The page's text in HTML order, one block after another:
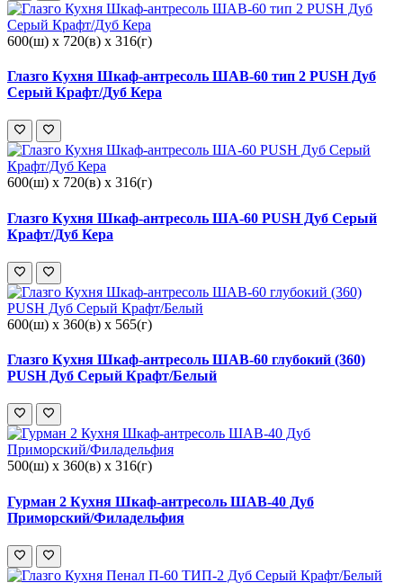
600(ш) x 720(в) x 316(г)
Глазго Кухня Шкаф-антресоль ШАВ-60 тип 2 PUSH Дуб
Серый Крафт/Дуб Кера
600(ш) x 720(в) x 316(г)
Глазго Кухня Шкаф-антресоль ША-60 PUSH Дуб Серый
Крафт/Дуб Кера
600(ш) x 360(в) x 565(г)
Глазго Кухня Шкаф-антресоль ШАВ-60 глубокий (360)
PUSH Дуб Серый Крафт/Белый
500(ш) x 360(в) x 316(г)
Гурман 2 Кухня Шкаф-антресоль ШАВ-40 Дуб
Приморский/Филадельфия